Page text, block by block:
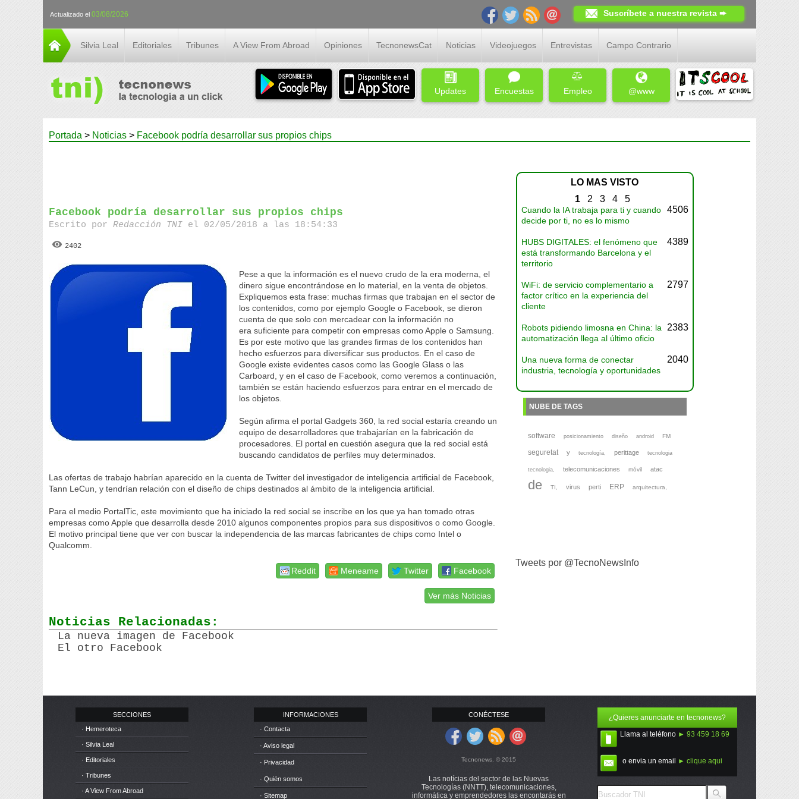
Actualizado el 03/08/2026 Suscríbete a nuestra revista ➨
Silvia Leal Editoriales Tribunes A View From Abroad Opiniones TecnonewsCat Noticias Videojuegos Entrevistas Campo Contrario
Updates Encuestas Empleo @www
Portada > Noticias > Facebook podría desarrollar sus propios chips
Facebook podría desarrollar sus propios chips
Escrito porRedacción TNI el 02/05/2018 a las 18:54:33
2402
Pese a que la información es el nuevo crudo de la era moderna, el
dinero sigue encontrándose en lo material, en la venta de objetos.
Expliquemos esta frase: muchas firmas que trabajan en el sector de
los contenidos, como por ejemplo Google o Facebook, se dieron
cuenta de que solo con mercadear con la información no
era suficiente para competir con empresas como Apple o Samsung.
Es por este motivo que las grandes firmas de los contenidos han
hecho esfuerzos para diversificar sus productos. En el caso de
Google existe evidentes casos como las Google Glass o las
Carboard, y en el caso de Facebook, como veremos a continuación,
también se están haciendo esfuerzos para entrar en el mercado de
los objetos.
Según afirma el portal Gadgets 360, la red social estaría creando un
equipo de desarrolladores que trabajarían en la fabricación de
procesadores. El portal en cuestión asegura que la red social está
buscando candidatos de perfiles muy determinados.
Las ofertas de trabajo habrían aparecido en la cuenta de Twitter del investigador de inteligencia artificial de Facebook,
Tann LeCun, y tendrían relación con el diseño de chips destinados al ámbito de la inteligencia artificial.
Para el medio PortalTic, este movimiento que ha iniciado la red social se inscribe en los que ya han tomado otras
empresas como Apple que desarrolla desde 2010 algunos componentes propios para sus dispositivos o como Google.
El motivo principal tiene que ver con buscar la independencia de las marcas fabricantes de chips como Intel o
Qualcomm.
Facebook
Twitter
Meneame
Reddit
Ver más Noticias
Noticias Relacionadas:
La nueva imagen de Facebook
El otro Facebook
LO MAS VISTO
1 2 3 4 5
Cuando la IA trabaja para ti y cuando
decide por ti, no es lo mismo
4506
HUBS DIGITALES: el fenómeno que
está transformando Barcelona y el
territorio
4389
WiFi: de servicio complementario a
factor crítico en la experiencia del
cliente
2797
Robots pidiendo limosna en China: la
automatización llega al último oficio
2383
Una nueva forma de conectar
industria, tecnología y oportunidades
2040
NUBE DE TAGS
software posicionamiento diseño android FM
seguretat y tecnología, perittage tecnologia
tecnologia, telecomunicaciones móvil atac
de TI, virus perti ERP arquitectura,
Tweets por @TecnoNewsInfo
SECCIONES
· Hemeroteca
· Silvia Leal
· Editoriales
· Tribunes
· A View From Abroad
INFORMACIONES
· Contacta
· Aviso legal
· Privacidad
· Quién somos
· Sitemap
CONÉCTESE
Tecnonews. © 2015
Las notícias del sector de las Nuevas
Tecnologías (NNTT), telecomunicaciones,
informática y emprendedores las encontarás en
¿Quieres anunciarte en tecnonews?
Llama al teléfono ► 93 459 18 69
o envia un email ► clique aqui